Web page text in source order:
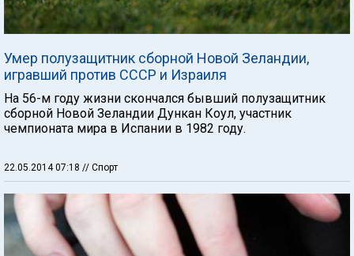
Умер полузащитник сборной Новой Зеландии,
игравший против СССР и Израиля
На 56-м году жизни скончался бывший полузащитник
сборной Новой Зеландии Дункан Коул, участник
чемпионата мира в Испании в 1982 году.
22.05.2014 07:18 // Спорт